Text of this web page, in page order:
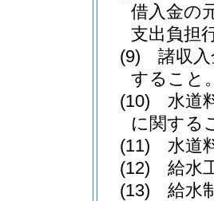
借入金の
支出負担
(9) 諸収入
すること
(10) 水道
に関する
(11) 水道
(12) 給水
(13) 給水